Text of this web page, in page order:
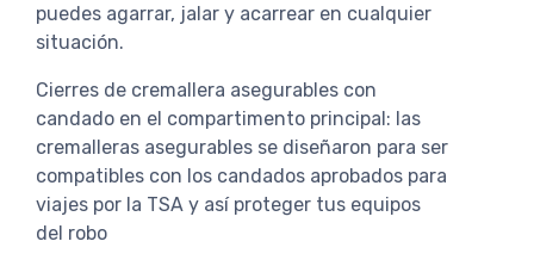
puedes agarrar, jalar y acarrear en cualquier
situación.
Cierres de cremallera asegurables con
candado en el compartimento principal: las
cremalleras asegurables se diseñaron para ser
compatibles con los candados aprobados para
viajes por la TSA y así proteger tus equipos
del robo